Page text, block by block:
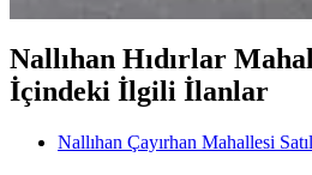
Nallıhan Hıdırlar
İçindeki İlgili İlanlar
Nallıhan Çayırhan Mahallesi